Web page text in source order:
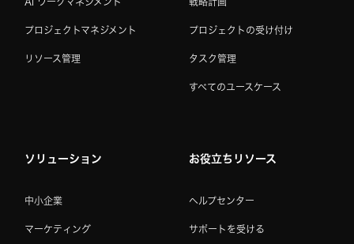
プロジェクトマネジメント
リソース管理
プロジェクトの受け付け
タスク管理
すべてのユースケース
ソリューション
中小企業
マーケティング
お役立ちリソース
ヘルプセンター
サポートを受ける